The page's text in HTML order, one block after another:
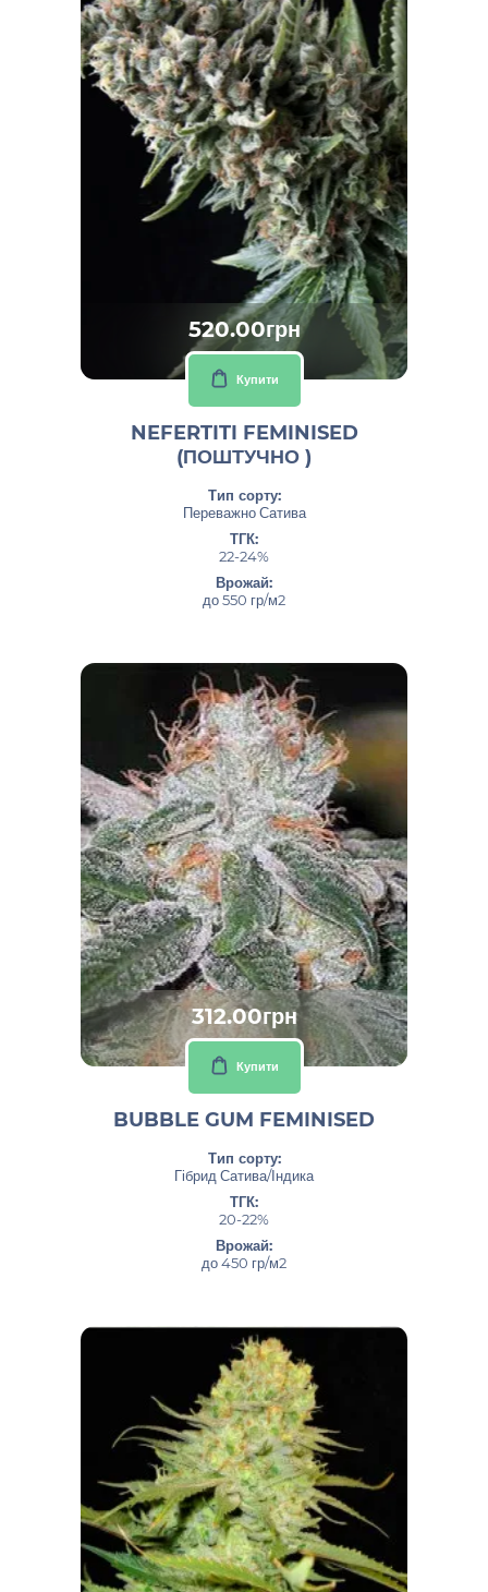
520.00грн
Купити
NEFERTITI FEMINISED
(ПОШТУЧНО )
Тип сорту:
Переважно Сатива
ТГК:
22-24%
Врожай:
до 550 гр/м2
312.00грн
Купити
BUBBLE GUM FEMINISED
Тип сорту:
Гібрид Сатива/Індика
ТГК:
20-22%
Врожай:
до 450 гр/м2